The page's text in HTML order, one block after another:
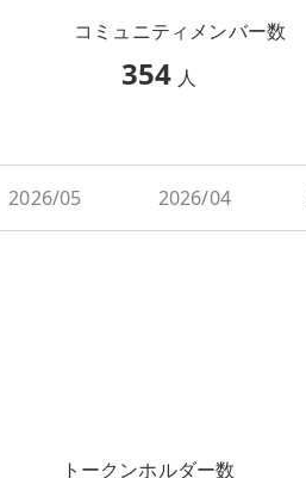
コミュニティメンバー数
354 人
2026/05 2026/04
トークンホルダー数